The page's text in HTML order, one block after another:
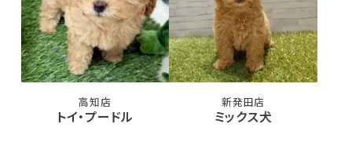
高知店
トイ・プードル
新発田店
ミックス犬